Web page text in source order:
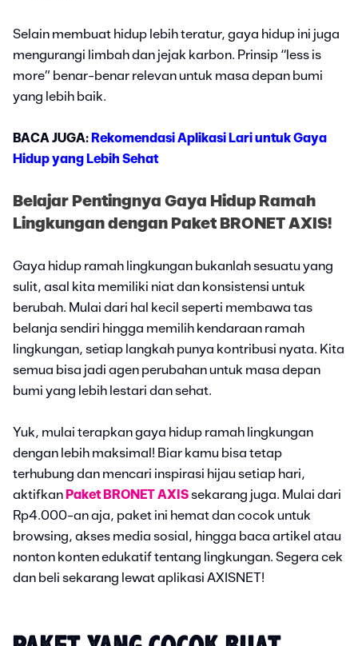
Selain membuat hidup lebih teratur, gaya hidup ini juga
mengurangi limbah dan jejak karbon. Prinsip “less is
more” benar-benar relevan untuk masa depan bumi
yang lebih baik.
BACA JUGA: Rekomendasi Aplikasi Lari untuk Gaya
Hidup yang Lebih Sehat
Belajar Pentingnya Gaya Hidup Ramah
Lingkungan dengan Paket BRONET AXIS!
Gaya hidup ramah lingkungan bukanlah sesuatu yang
sulit, asal kita memiliki niat dan konsistensi untuk
berubah. Mulai dari hal kecil seperti membawa tas
belanja sendiri hingga memilih kendaraan ramah
lingkungan, setiap langkah punya kontribusi nyata. Kita
semua bisa jadi agen perubahan untuk masa depan
bumi yang lebih lestari dan sehat.
Yuk, mulai terapkan gaya hidup ramah lingkungan
dengan lebih maksimal! Biar kamu bisa tetap
terhubung dan mencari inspirasi hijau setiap hari,
aktifkan Paket BRONET AXISsekarang juga. Mulai dari
Rp4.000-an aja, paket ini hemat dan cocok untuk
browsing, akses media sosial, hingga baca artikel atau
nonton konten edukatif tentang lingkungan. Segera cek
dan beli sekarang lewat aplikasi AXISNET!